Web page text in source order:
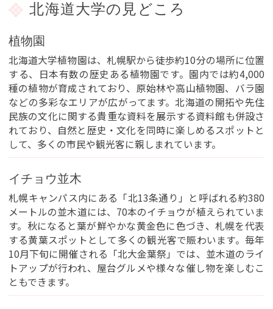
北海道大学の見どころ
植物園
北海道大学植物園は、札幌駅から徒歩約10分の場所に位置
する、日本有数の歴史ある植物園です。園内では約4,000
種の植物が育成されており、原始林や高山植物園、バラ園
などの多彩なエリアが広がってます。北海道の開拓や先住
民族の文化に関する貴重な資料を展示する資料館も併設さ
れており、自然と歴史・文化を同時に楽しめるスポットと
して、多くの市民や観光客に親しまれています。
イチョウ並木
札幌キャンパス内にある「北13条通り」と呼ばれる約380
メートルの並木道には、70本のイチョウが植えられていま
す。秋になると葉が鮮やかな黄金色に色づき、札幌を代表
する黄葉スポットとして多くの観光客で賑わいます。毎年
10月下旬に開催される「北大金葉祭」では、並木道のライ
トアップが行われ、屋台グルメや様々な催し物を楽しむこ
ともできます。